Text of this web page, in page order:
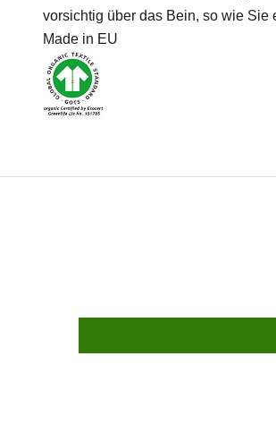
vorsichtig über das Bein, so wie Sie
Made in EU